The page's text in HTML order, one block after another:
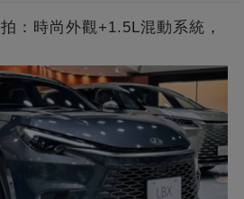
：時尚外觀+1.5L混動系統，